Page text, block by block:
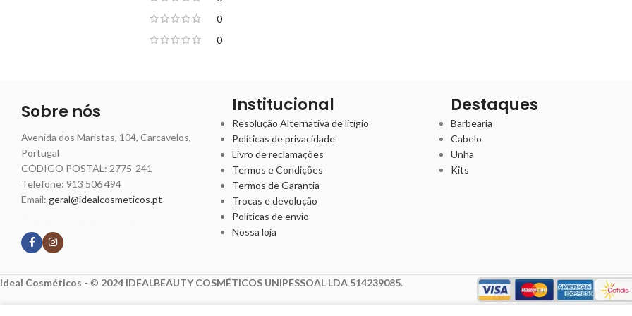
0
0
Sobre nós
Avenida dos Maristas, 104, Carcavelos,
Portugal
CÓDIGO POSTAL: 2775-241
Telefone: 913 506 494
Email: geral@idealcosmeticos.pt
Institucional
Resolução Alternativa de litígio
Políticas de privacidade
Livro de reclamações
Termos e Condições
Termos de Garantia
Trocas e devolução
Políticas de envio
Nossa loja
Destaques
Barbearia
Cabelo
Unha
Kits
Ideal Cosméticos - © 2024 IDEALBEAUTY COSMÉTICOS UNIPESSOAL LDA 514239085.